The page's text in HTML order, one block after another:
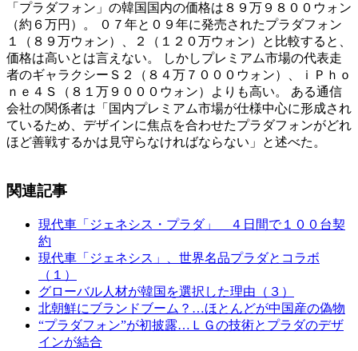
「プラダフォン」の韓国国内の価格は８９万９８００ウォン
（約６万円）。 ０７年と０９年に発売されたプラダフォン
１（８９万ウォン）、２（１２０万ウォン）と比較すると、
価格は高いとは言えない。 しかしプレミアム市場の代表走
者のギャラクシーＳ２（８４万７０００ウォン）、ｉＰｈｏ
ｎｅ４Ｓ（８１万９０００ウォン）よりも高い。 ある通信
会社の関係者は「国内プレミアム市場が仕様中心に形成され
ているため、デザインに焦点を合わせたプラダフォンがどれ
ほど善戦するかは見守らなければならない」と述べた。
関連記事
現代車「ジェネシス・プラダ」 ４日間で１００台契
約
現代車「ジェネシス」、世界名品プラダとコラボ
（１）
グローバル人材が韓国を選択した理由（３）
北朝鮮にブランドブーム？…ほとんどが中国産の偽物
“プラダフォン”が初披露…ＬＧの技術とプラダのデザ
インが結合